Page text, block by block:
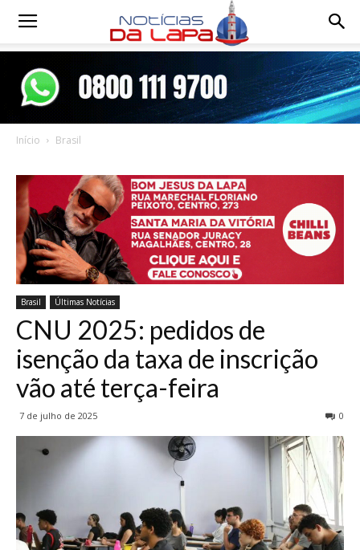
Notícias
Início Brasil
Brasil Últimas Notícias
CNU 2025: pedidos de
isenção da taxa de inscrição
vão até terça-feira
7 de julho de 2025 0